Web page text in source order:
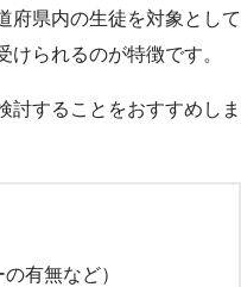
府県内の生徒を対象として
られるのが特徴です。
討することをおすすめしま
有無など）